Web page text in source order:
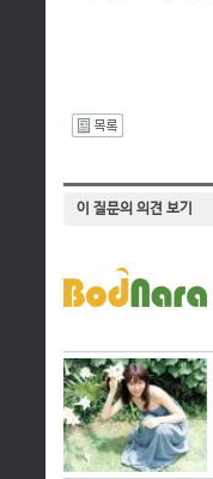
이 질문의 의견 보기